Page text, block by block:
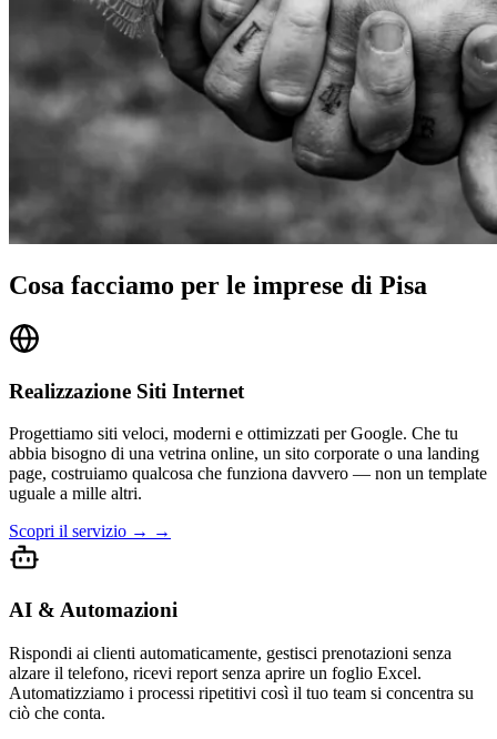
Cosa facciamo per le imprese di Pisa
Realizzazione Siti Internet
Progettiamo siti veloci, moderni e ottimizzati per Google. Che tu
abbia bisogno di una vetrina online, un sito corporate o una landing
page, costruiamo qualcosa che funziona davvero — non un template
uguale a mille altri.
Scopri il servizio → →
AI & Automazioni
Rispondi ai clienti automaticamente, gestisci prenotazioni senza
alzare il telefono, ricevi report senza aprire un foglio Excel.
Automatizziamo i processi ripetitivi così il tuo team si concentra su
ciò che conta.